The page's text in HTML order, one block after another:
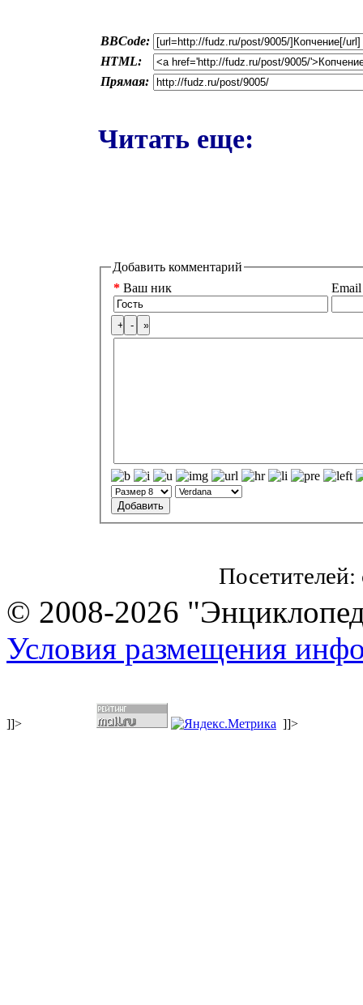
BBCode:
HTML:
Прямая:
Читать еще:
Добавить комментарий
* Ваш ник Email
Посетителей:
© 2008-2026
Условия размещения
]]> ]]>